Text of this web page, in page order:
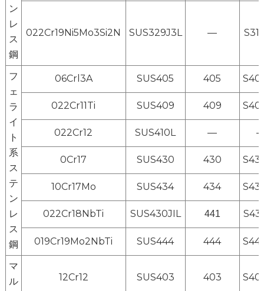
ン
レ
ス
鋼
022Cr19Ni5Mo3Si2N SUS329J3L —
フ
ェ
ラ
イ
ト
系
ス
テ
ン
レ
ス
鋼
06Crl3A SUS405 405
022Cr11Ti SUS409 409
022Cr12 SUS410L —
0Cr17 SUS430 430
10Cr17Mo SUS434 434
022Cr18NbTi SUS430JIL 441
019Cr19Mo2NbTi SUS444 444
マ
ル
12Cr12 SUS403 403